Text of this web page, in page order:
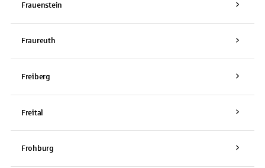
Frauenstein
Fraureuth
Freiberg
Freital
Frohburg